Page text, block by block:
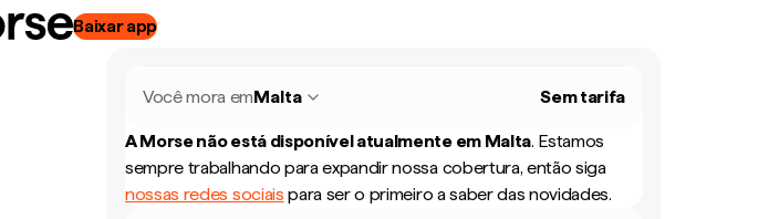
Baixar app
Você mora emMalta Sem tarifa
A Morse não está disponível atualmente em Malta. Estamos
sempre trabalhando para expandir nossa cobertura, então siga
nossas redes sociais para ser o primeiro a saber das novidades.